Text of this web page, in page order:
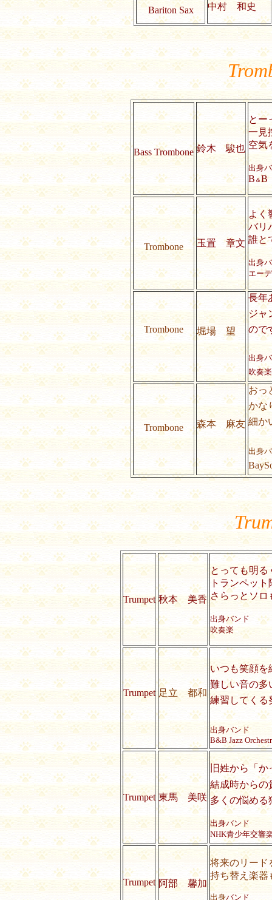
Bariton Sax 中村 和史
Bass Trombone 鈴木 駿也
とー
一見
空気
出身
B ＆B
Trombone 玉置 章文
よく
バリ
誰と
出身
エー
Trombone 堀場 望
長年
ジャ
ので
出身
吹奏楽
Trombone 森本 麻友
おっ
かな
細か
出身
Trumpet 秋本 美香
とっても明る
トランペッ
さらっとソロ
出身バンド
吹奏楽
Trumpet 足立 都和
いつも笑顔を
難しい音の多
練習してくる
出身バンド
B&B Jazz
Trumpet 東馬 美咲
旧姓から「か
結成時からの
多くの悩める
出身バンド
NHK青少年交響
Trumpet 阿部 馨加
将来のリード
持ち替え楽器
出身バンド